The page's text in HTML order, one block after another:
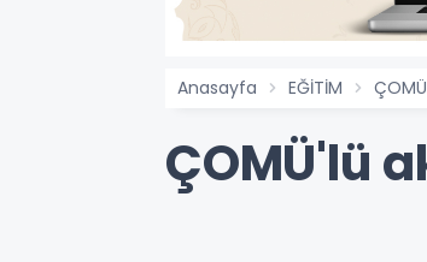
Anasayfa EĞİTİM
ÇOMÜ'lü